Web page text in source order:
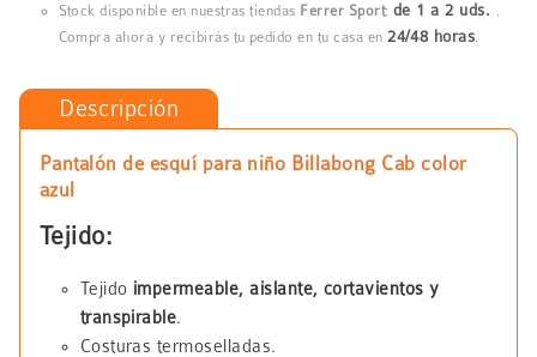
Stock disponible en nuestras tiendas Ferrer Sport: de 1 a 2 uds. .
Compra ahora y recibirás tu pedido en tu casa en24/48 horas.
Descripción
Pantalón de esquí para niño Billabong Cab color
azul
Tejido:
Tejido impermeable, aislante, cortavientos y
transpirable.
Costuras termoselladas.